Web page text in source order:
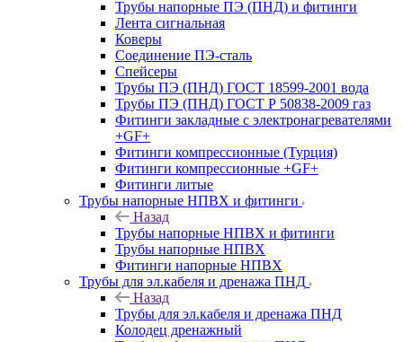
Трубы напорные ПЭ (ПНД) и фитинги
Лента сигнальная
Коверы
Соединение ПЭ-сталь
Спейсеры
Трубы ПЭ (ПНД) ГОСТ 18599-2001 вода
Трубы ПЭ (ПНД) ГОСТ Р 50838-2009 газ
Фитинги закладные с электронагревателями
+GF+
Фитинги компрессионные (Турция)
Фитинги компрессионные +GF+
Фитинги литые
Трубы напорные НПВХ и фитинги
Назад
Трубы напорные НПВХ и фитинги
Трубы напорные НПВХ
Фитинги напорные НПВХ
Трубы для эл.кабеля и дренажа ПНД
Назад
Трубы для эл.кабеля и дренажа ПНД
Колодец дренажный